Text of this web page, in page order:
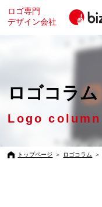
ロゴ専門
デザイン会社
ロゴコラム
Logo column
トップページ ＞ ロゴコラム ＞